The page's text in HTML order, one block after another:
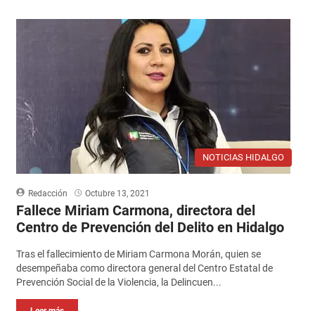
NOTICIAS HIDALGO
Redacción Octubre 13, 2021
Fallece Miriam Carmona, directora del
Centro de Prevención del Delito en Hidalgo
Tras el fallecimiento de Miriam Carmona Morán, quien se
desempeñaba como directora general del Centro Estatal de
Prevención Social de la Violencia, la Delincuen...